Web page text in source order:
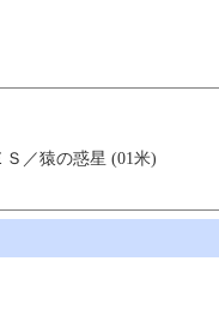
Ｓ／猿の惑星 (01米)